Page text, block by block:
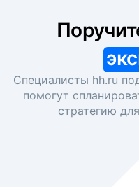
Специалисты hh.ru
помогут
стратегию